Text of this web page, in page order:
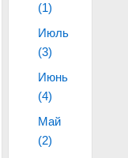
set; }
{ get; set; }
(1)
Июль
(3)
Июнь
(4)
Май
(2)